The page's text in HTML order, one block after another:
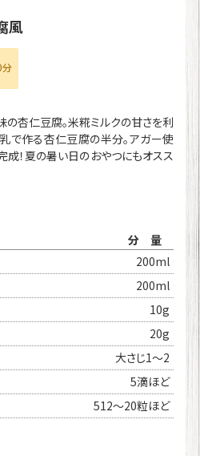
風
分
の杏仁豆腐。米糀ミルクの甘さを利
で作る杏仁豆腐の半分。アガー使
成！夏の暑い日のおやつにもオスス
分 量
200ml
200ml
10g
20g
大さじ1～2
5滴ほど
512～20粒ほど